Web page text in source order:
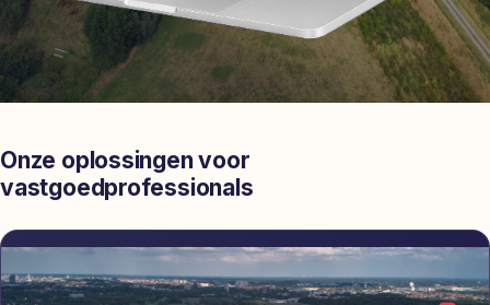
Onze oplossingen voor
vastgoedprofessionals